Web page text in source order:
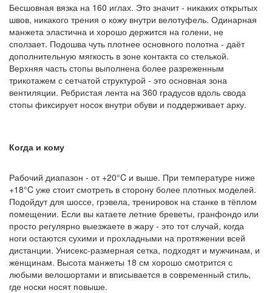
Бесшовная вязка на 160 иглах. Это значит - никаких открытых
швов, никакого трения о кожу внутри велотуфель. Одинарная
манжета эластична и хорошо держится на голени, не
сползает. Подошва чуть плотнее основного полотна - даёт
дополнительную мягкость в зоне контакта со стелькой.
Верхняя часть стопы выполнена более разреженным
трикотажем с сетчатой структурой - это основная зона
вентиляции. Ребристая лента на 360 градусов вдоль свода
стопы фиксирует носок внутри обуви и поддерживает арку.
Когда и кому
Рабочий диапазон - от +20°C и выше. При температуре ниже
+18°C уже стоит смотреть в сторону более плотных моделей.
Подойдут для шоссе, грэвела, тренировок на станке в тёплом
помещении. Если вы катаете летние бреветы, гранфондо или
просто регулярно выезжаете в жару - это тот случай, когда
ноги остаются сухими и прохладными на протяжении всей
дистанции. Унисекс-размерная сетка, подходят и мужчинам, и
женщинам. Высота манжеты 18 см хорошо смотрится с
любыми велошортами и вписывается в современный стиль,
где носки носят повыше.